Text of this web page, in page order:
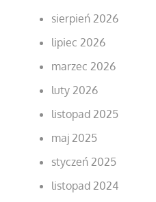
sierpień 2026
lipiec 2026
marzec 2026
luty 2026
listopad 2025
maj 2025
styczeń 2025
listopad 2024